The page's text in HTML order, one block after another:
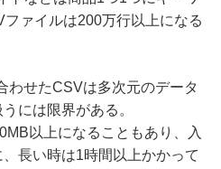
ァイルは200万行以上になる
せたCSVは多次元のデータ
には限界がある。
以上になることもあり、入
長い時は1時間以上かかって